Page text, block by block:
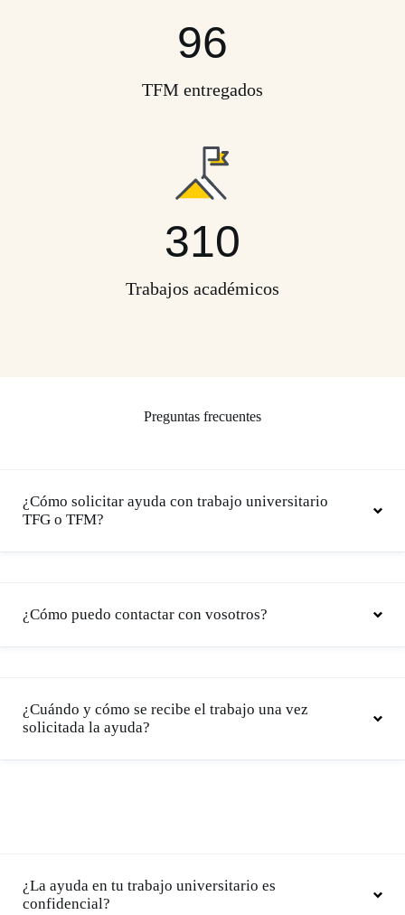
96
TFM entregados
310
Trabajos académicos
Preguntas frecuentes
¿Cómo solicitar ayuda con trabajo universitario
TFG o TFM?
¿Cómo puedo contactar con vosotros?
¿Cuándo y cómo se recibe el trabajo una vez
solicitada la ayuda?
¿La ayuda en tu trabajo universitario es
confidencial?